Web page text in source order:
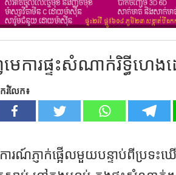
េការផ្ទះសំណាក់រិទ្ធីហេង
រំលែក៖
ារណ៍​ភ្ញាក់ផ្អើលមួយបន្ទាប់ពីប្រទះ